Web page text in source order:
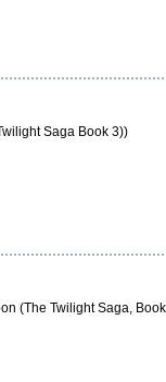
Saga Book 3))
(The Twilight Saga,